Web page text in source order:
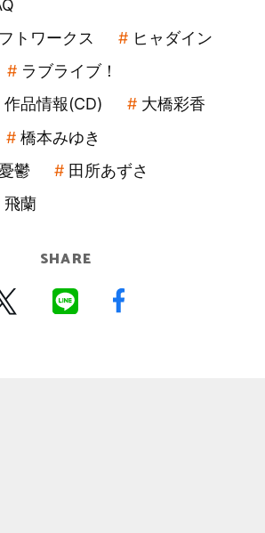
トワークス
ヒャダイン
ラブライブ！
作品情報(CD)
大橋彩香
橋本みゆき
鬱
田所あずさ
飛蘭
SHARE